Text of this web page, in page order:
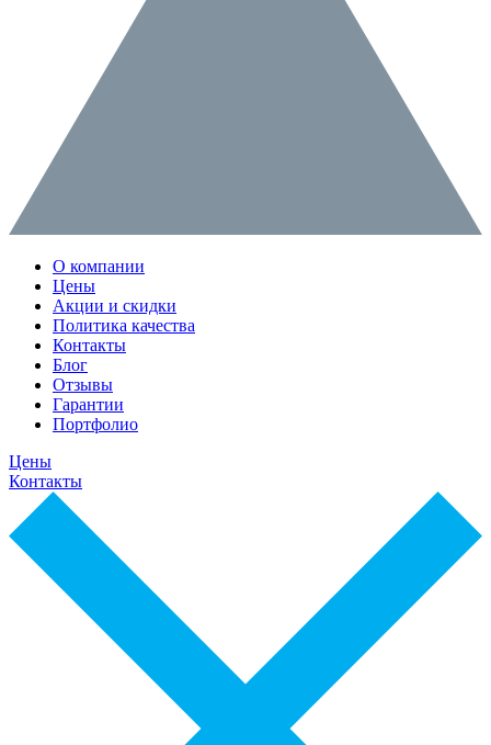
О компании
Цены
Акции и скидки
Политика качества
Контакты
Блог
Отзывы
Гарантии
Портфолио
Цены
Контакты